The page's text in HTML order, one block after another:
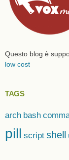
Questo blog è
low cost
TAGS
arch bash
pill script shell